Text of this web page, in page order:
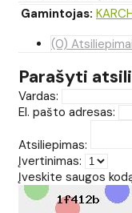
Gamintojas:
(0) Atsiliepimai
Parašyti
Vardas:
El. pašto adresas:
Atsiliepimas:
Įvertinimas:
Įveskite saugos